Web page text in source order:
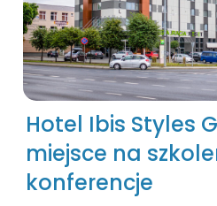
Hotel Ibis Styles
miejsce na
konferencje